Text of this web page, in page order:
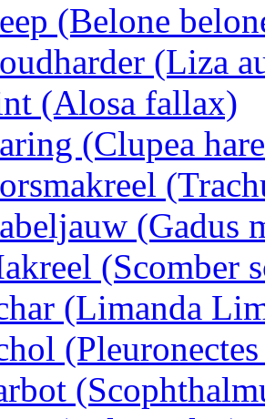
(Belone
(Liza
(Alosa fallax)
(Clupea
(Gadus
(Scomber
(Limanda